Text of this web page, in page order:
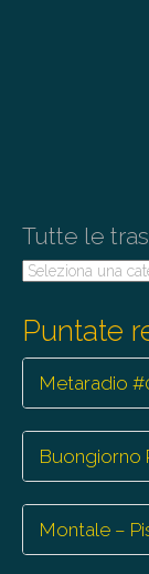
Tutte le
Tutte
Puntate
Metaradio
Buongiorno
Montale –